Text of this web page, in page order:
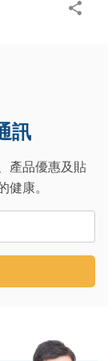
訊
產品優惠及貼
健康。